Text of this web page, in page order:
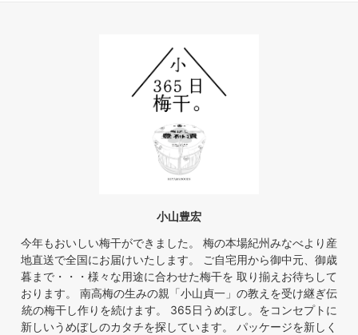
小山豊宏
今年もおいしい梅干ができました。 梅の本場紀州みなべより産
地直送で全国にお届けいたします。 ご自宅用から御中元、御歳
暮まで・・・様々な用途に合わせた梅干を 取り揃えお待ちして
おります。 南高梅の生みの親「小山貞一」の教えを受け継ぎ伝
統の梅干し作りを続けます。 365日うめぼし。をコンセプトに
新しいうめぼしのカタチを探しています。 パッケージを新しく